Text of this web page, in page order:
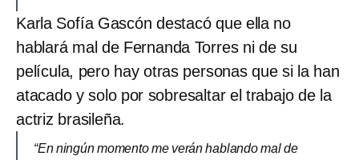
Karla Sofía Gascón destacó que ella no
hablará mal de Fernanda Torres ni de su
película, pero hay otras personas que si la han
atacado y solo por sobresaltar el trabajo de la
actriz brasileña.
“En ningún momento me verán hablando mal de